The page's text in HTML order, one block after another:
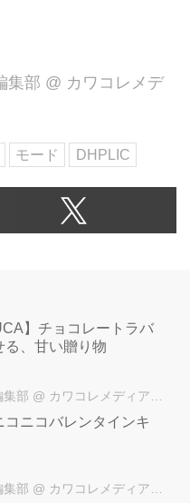
集部 @ カワコレメデ
モード DHPLIC
】チョコレートラバ
る、甘い贈り物
集部 @ カワコレメディア編集部
コニコバレンタインキ
集部 @ カワコレメディア編集部